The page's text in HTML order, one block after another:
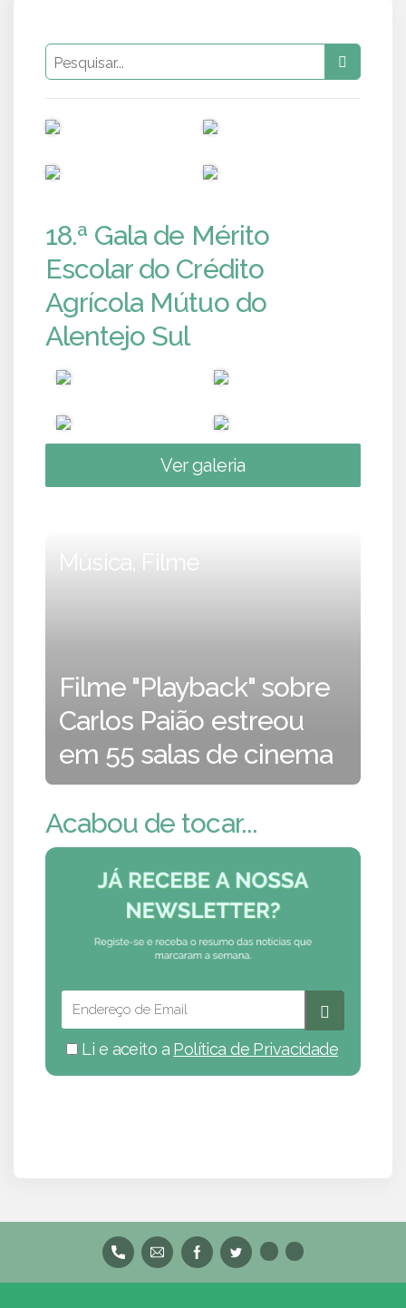
18.ª Gala de Mérito
Escolar do Crédito
Agrícola Mútuo do
Alentejo Sul
Ver galeria
Música, Filme
Filme "Playback" sobre
Carlos Paião estreou
em 55 salas de cinema
Acabou de tocar...
Li e aceito a Política de Privacidade